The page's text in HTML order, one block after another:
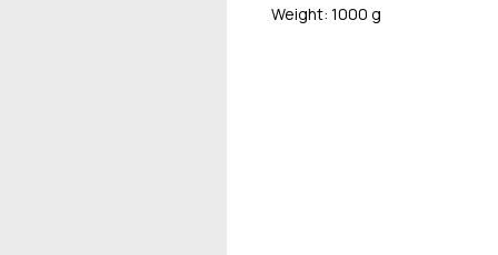
Weight: 1000 g